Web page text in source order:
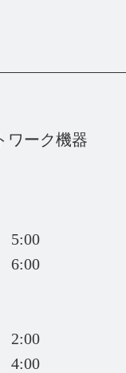
ワーク機器
5:00
6:00
2:00
4:00